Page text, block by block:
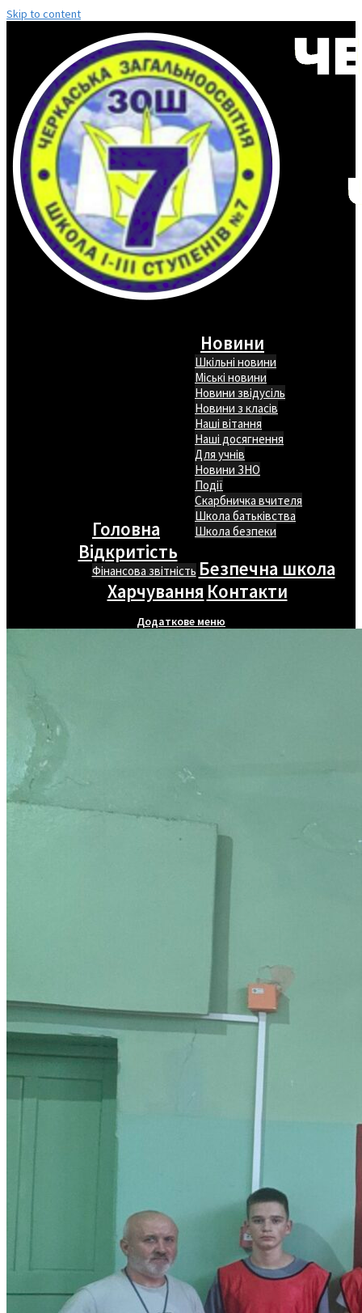
Skip to content
Головна
Новини
Шкільні новини
Міські новини
Новини звідусіль
Новини з класів
Наші вітання
Наші досягнення
Для учнів
Новини ЗНО
Події
Скарбничка вчителя
Школа батьківства
Школа безпеки
Відкритість
Фінансова звітність Безпечна школа
Харчування Контакти
Додаткове меню